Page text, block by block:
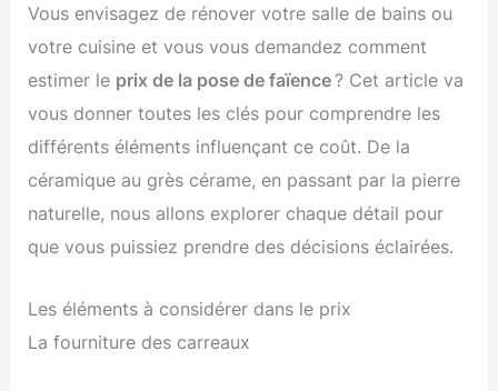
Vous envisagez de rénover votre salle de bains ou
votre cuisine et vous vous demandez comment
estimer le prix de la pose de faïence? Cet article va
vous donner toutes les clés pour comprendre les
différents éléments influençant ce coût. De la
céramique au grès cérame, en passant par la pierre
naturelle, nous allons explorer chaque détail pour
que vous puissiez prendre des décisions éclairées.
Les éléments à considérer dans le prix
La fourniture des carreaux